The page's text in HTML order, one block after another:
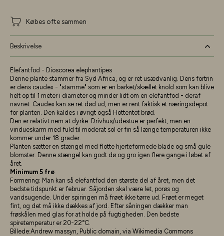
Købes ofte sammen
Beskrivelse
Elefantfod - Dioscorea elephantipes
Denne plante stammer fra Syd Africa, og er ret usædvanlig. Dens fortrin
er dens caudex - "stamme" som er en barket/skællet knold som kan blive
helt op til 1 meter i diameter og minder lidt om en elefantfod - deraf
navnet. Caudex kan se ret død ud, men er rent faktisk et næringsdepot
for planten. Den kaldes i øvrigt også Hottentot brød.
Den er relativt nem at dyrke. Drivhus/udestue er perfekt, men en
vindueskarm med fuld til moderat sol er fin så længe temperaturen ikke
kommer under 18 grader.
Planten sætter en stængel med flotte hjerteformede blade og små gule
blomster. Denne stængel kan godt dø og gro igen flere gange i løbet af
året.
Minimum 5 frø
Formering: Man kan så elefantfod den største del af året, men det
bedste tidspunkt er februar. Såjorden skal være let, porøs og
vandsugende. Un­der spiringen må frøet ikke tørre ud. Frøet er meget
fint, og det må ikke dækkes af jord. Efter såningen dækker man
frøskålen med glas for at holde på fugtigheden. Den bedste
spiretempe­ratur er 20-22°C.
Billede:Andrew massyn, Public domain, via Wikimedia Commons